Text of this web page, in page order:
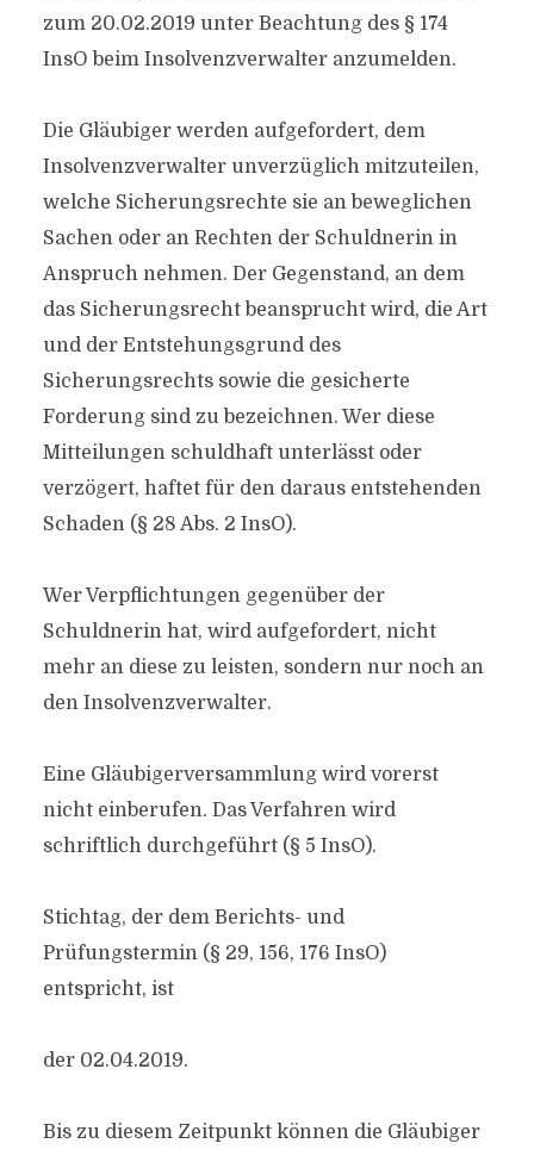
zum 20.02.2019 unter Beachtung des § 174
InsO beim Insolvenzverwalter anzumelden.
Die Gläubiger werden aufgefordert, dem
Insolvenzverwalter unverzüglich mitzuteilen,
welche Sicherungsrechte sie an beweglichen
Sachen oder an Rechten der Schuldnerin in
Anspruch nehmen. Der Gegenstand, an dem
das Sicherungsrecht beansprucht wird, die Art
und der Entstehungsgrund des
Sicherungsrechts sowie die gesicherte
Forderung sind zu bezeichnen. Wer diese
Mitteilungen schuldhaft unterlässt oder
verzögert, haftet für den daraus entstehenden
Schaden (§ 28 Abs. 2 InsO).
Wer Verpflichtungen gegenüber der
Schuldnerin hat, wird aufgefordert, nicht
mehr an diese zu leisten, sondern nur noch an
den Insolvenzverwalter.
Eine Gläubigerversammlung wird vorerst
nicht einberufen. Das Verfahren wird
schriftlich durchgeführt (§ 5 InsO).
Stichtag, der dem Berichts- und
Prüfungstermin (§ 29, 156, 176 InsO)
entspricht, ist
der 02.04.2019.
Bis zu diesem Zeitpunkt können die Gläubiger